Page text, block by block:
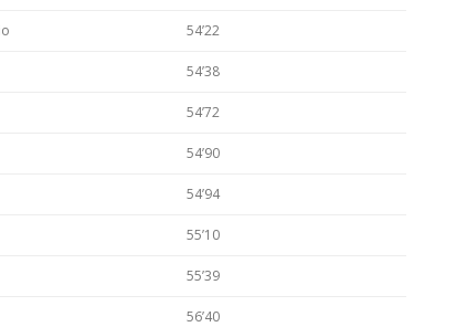
54’22
54’38
54’72
54’90
54’94
55’10
55’39
56’40